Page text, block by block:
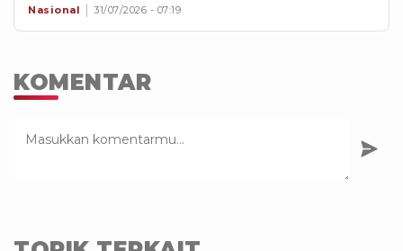
Nasional 31/07/2026 - 07:19
KOMENTAR